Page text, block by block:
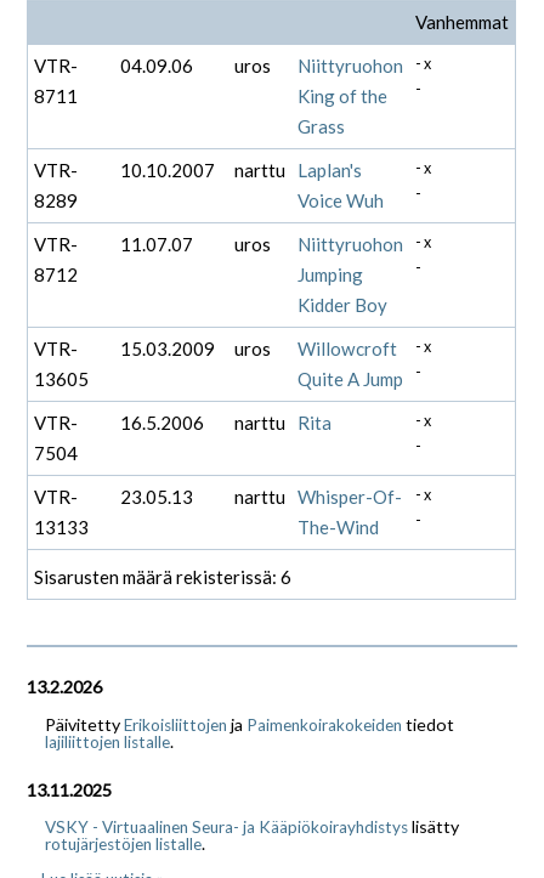
Vanhemmat
VTR-
8711
04.09.06 uros
Niittyruohon
King of the
Grass
- x
-
VTR-
8289
10.10.2007 narttu
Laplan's
Voice Wuh
- x
-
VTR-
8712
11.07.07 uros
Niittyruohon
Jumping
Kidder Boy
- x
-
VTR-
13605
15.03.2009 uros
Willowcroft
Quite A Jump
- x
-
VTR-
7504
16.5.2006 narttu Rita
- x
-
VTR-
13133
23.05.13 narttu Whisper-Of-
The-Wind
- x
-
Sisarusten määrä rekisterissä: 6
13.2.2026
PäivitettyErikoisliittojen ja Paimenkoirakokeiden tiedot
lajiliittojen listalle.
13.11.2025
VSKY - Virtuaalinen Seura- ja Kääpiökoirayhdistyslisätty
rotujärjestöjen listalle.